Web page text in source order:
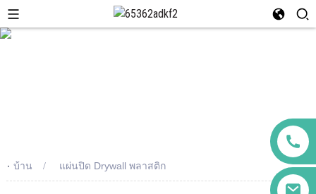
- บ้าน แผ่นปิด Drywall พลาสติก